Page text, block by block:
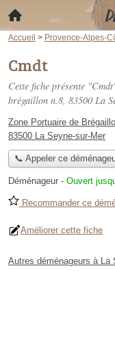
Accueil > Provence-Alpes-
Cmdt
Cette fiche présente
brégaillon n.8, 83500 La
Zone Portuaire de
83500 La Seyne-sur-Mer
📞 Appeler ce
Déménageur - Ouvert
Recommander ce
Améliorer cette fiche
Autres déménageurs à La